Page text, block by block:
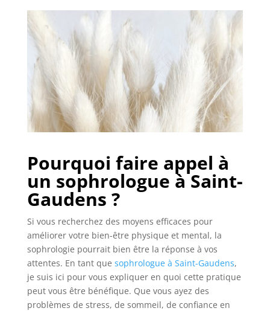
Pourquoi faire appel à
un sophrologue à Saint-
Gaudens ?
Si vous recherchez des moyens efficaces pour
améliorer votre bien-être physique et mental, la
sophrologie pourrait bien être la réponse à vos
attentes. En tant que sophrologue à Saint-Gaudens,
je suis ici pour vous expliquer en quoi cette pratique
peut vous être bénéfique. Que vous ayez des
problèmes de stress, de sommeil, de confiance en